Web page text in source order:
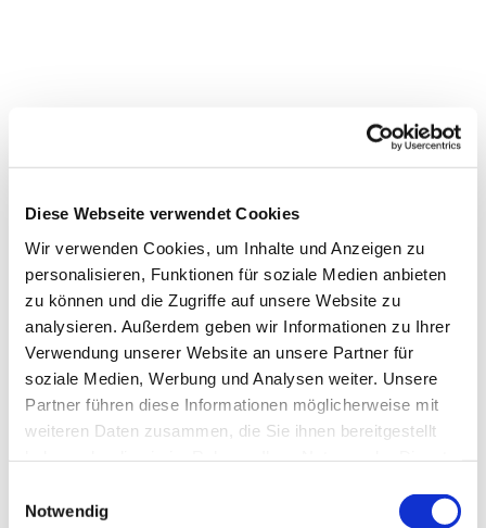
Diese Webseite verwendet Cookies
Wir verwenden Cookies, um Inhalte und Anzeigen zu
personalisieren, Funktionen für soziale Medien anbieten
zu können und die Zugriffe auf unsere Website zu
analysieren. Außerdem geben wir Informationen zu Ihrer
Verwendung unserer Website an unsere Partner für
soziale Medien, Werbung und Analysen weiter. Unsere
Partner führen diese Informationen möglicherweise mit
weiteren Daten zusammen, die Sie ihnen bereitgestellt
Notwendig
Dies könnte Sie auch
interessieren